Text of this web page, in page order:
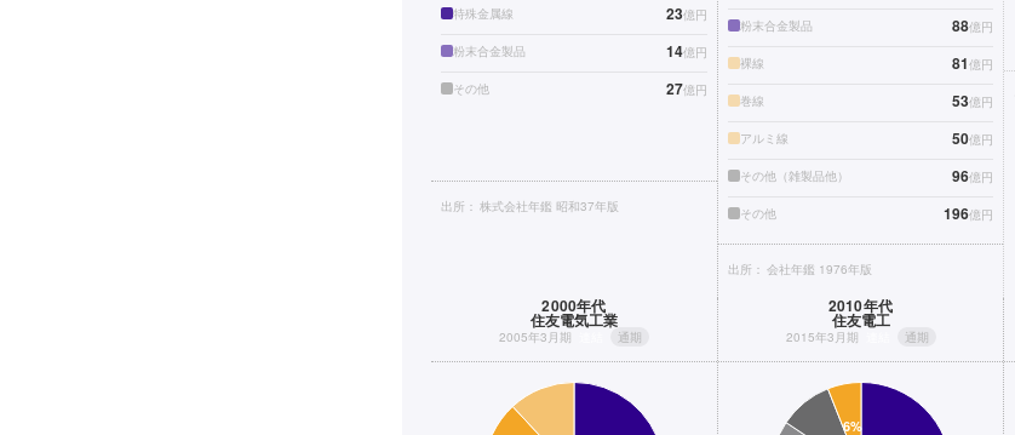
特殊金属線 23億円
粉末合金製品 14億円
その他 27億円
出所： 株式会社年鑑 昭和37年版
粉末合金製品 88億円
裸線 81億円
巻線 53億円
アルミ線 50億円
その他（雑製品他） 96億円
その他 196億円
出所： 会社年鑑 1976年版
2000年代
住友電気工業
2005年3月期 通期
2010年代
住友電工
2015年3月期 通期